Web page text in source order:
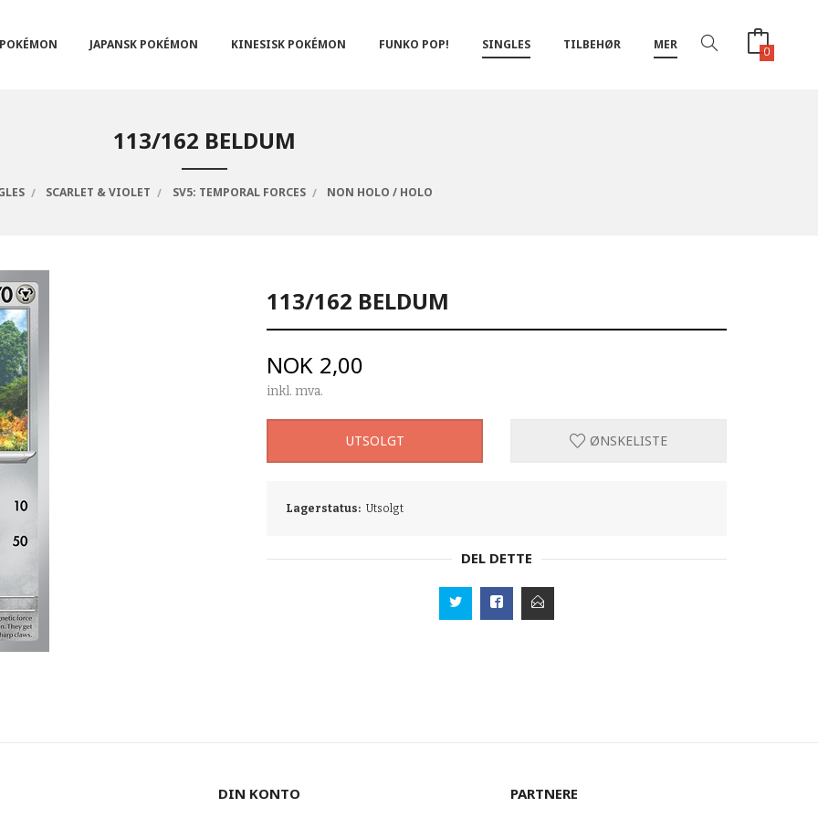
POKÉMON JAPANSK POKÉMON KINESISK POKÉMON FUNKO POP! SINGLES TILBEHØR MER 0
113/162 BELDUM
SCARLET & VIOLET SV5: TEMPORAL FORCES NON HOLO / HOLO
113/162 BELDUM
Pris
NOK 2,00
inkl. mva.
UTSOLGT ØNSKELISTE
Lagerstatus: Utsolgt
DEL DETTE
DIN KONTO PARTNERE